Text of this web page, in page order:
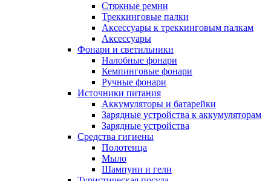
Стяжные ремни
Треккинговые палки
Аксессуары к треккинговым палкам
Аксессуары
Фонари и светильники
Налобные фонари
Кемпинговые фонари
Ручные фонари
Источники питания
Аккумуляторы и батарейки
Зарядные устройства к аккумуляторам
Зарядные устройства
Средства гигиены
Полотенца
Мыло
Шампуни и гели